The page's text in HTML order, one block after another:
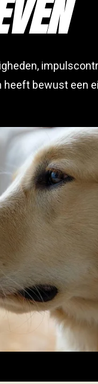
heeft bewust een